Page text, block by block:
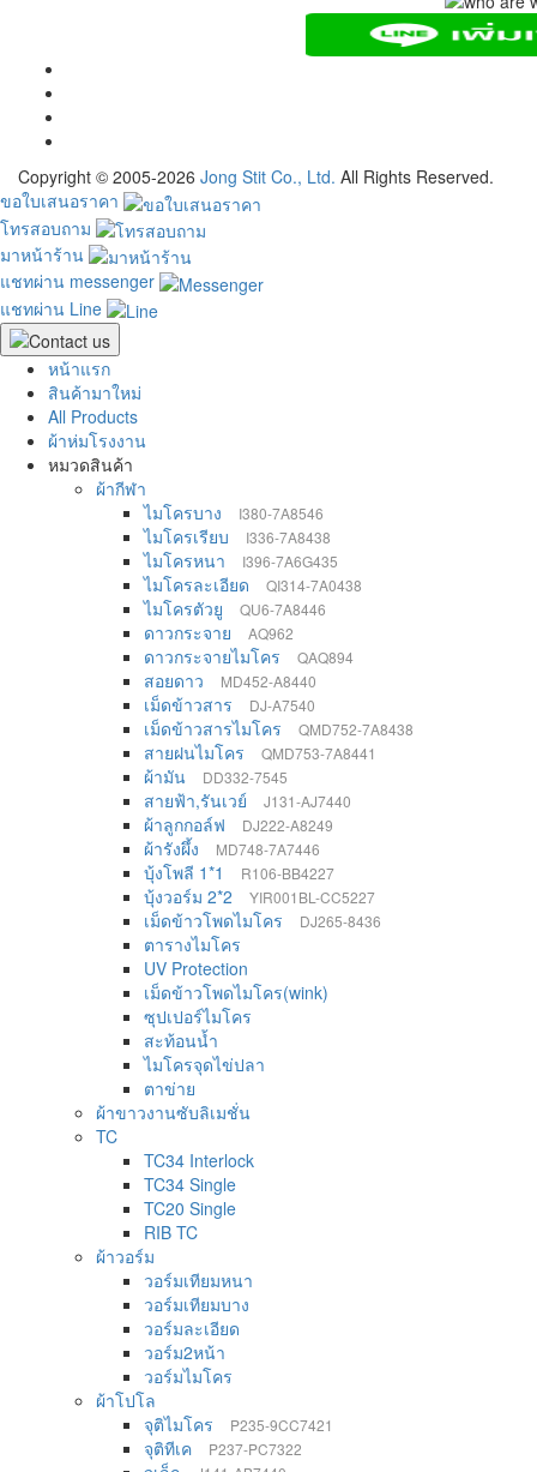
Copyright © 2005-2026 Jong Stit Co., Ltd. All Rights Reserved.
ขอใบเสนอราคา
โทรสอบถาม
มาหน้าร้าน
แชทผ่าน messenger
แชทผ่าน Line
หน้าแรก
สินค้ามาใหม่
All Products
ผ้าห่มโรงงาน
หมวดสินค้า
ผ้ากีฬา
ไมโครบาง
I380-7A8546
ไมโครเรียบ I336-7A8438
ไมโครหนา I396-7A6G435
ไมโครละเอียด QI314-7A0438
ไมโครตัวยู QU6-7A8446
ดาวกระจาย AQ962
ดาวกระจายไมโคร QAQ894
สอยดาว MD452-A8440
เม็ดข้าวสาร DJ-A7540
เม็ดข้าวสารไมโคร QMD752-7A8438
สายฝนไมโคร QMD753-7A8441
ผ้ามัน DD332-7545
สายฟ้า,รันเวย์ J131-AJ7440
ผ้าลูกกอล์ฟ DJ222-A8249
ผ้ารังผึ้ง MD748-7A7446
บุ้งโพลี 1*1 R106-BB4227
บุ้งวอร์ม 2*2 YIR001BL-CC5227
เม็ดข้าวโพดไมโคร DJ265-8436
ตารางไมโคร
UV Protection
เม็ดข้าวโพดไมโคร(wink)
ซุปเปอร์ไมโคร
สะท้อนน้ำ
ไมโครจุดไข่ปลา
ตาข่าย
ผ้าขาวงานซับลิเมชั่น
TC
TC34 Interlock
TC34 Single
TC20 Single
RIB TC
ผ้าวอร์ม
วอร์มเทียมหนา
วอร์มเทียมบาง
วอร์มละเอียด
วอร์ม2หน้า
วอร์มไมโคร
ผ้าโปโล
จุติไมโคร
P235-9CC7421
จุติทีเค P237-PC7322